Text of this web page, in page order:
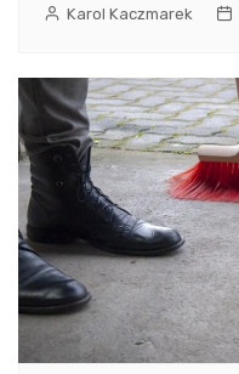
Karol Kaczmarek